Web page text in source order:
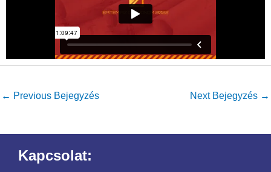
← Previous Bejegyzés Next Bejegyzés →
Kapcsolat: